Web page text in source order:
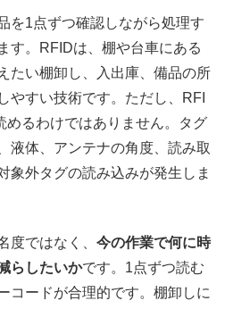
を1点ずつ確認しながら処理す
す。RFIDは、棚や台車にある
たい棚卸し、入出庫、備品の所
やすい技術です。ただし、RFI
めるわけではありません。タグ
液体、アンテナの角度、読み取
象外タグの読み込みが発生しま
度ではなく、 今の作業で何に時
らしたいかです。1点ずつ読む
コードが合理的です。棚卸しに